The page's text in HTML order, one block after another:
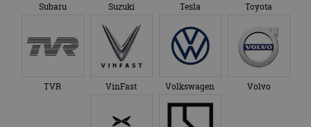
Subaru Suzuki Tesla Toyota
TVR VinFast Volkswagen Volvo